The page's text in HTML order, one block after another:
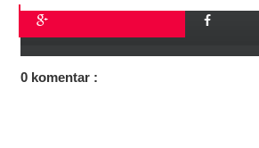
0 komentar :